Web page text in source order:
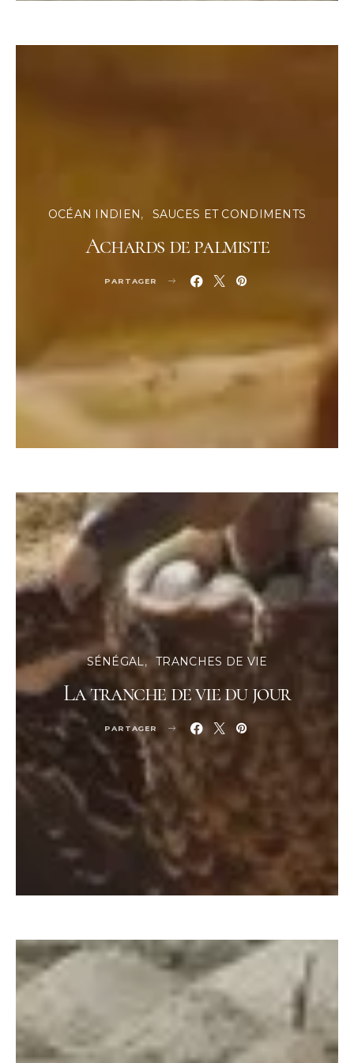
OCÉAN INDIEN SAUCES ET CONDIMENTS
Achards de palmiste
PARTAGER
SÉNÉGAL TRANCHES DE VIE
La tranche de vie du jour
PARTAGER